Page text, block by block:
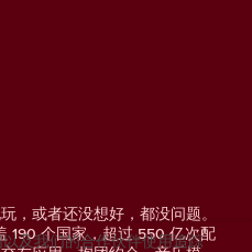
，或者还没想好，都没问题。
190 个国家，超过 550 亿次配
及我们的合作伙伴使用追踪